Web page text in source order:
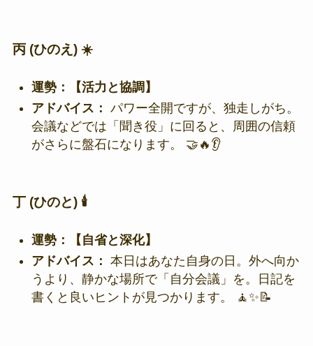
丙 (ひのえ) ☀️
運勢：【活力と協調】
アドバイス： パワー全開ですが、独走しがち。
会議などでは「聞き役」に回ると、周囲の信頼
がさらに盤石になります。 🤝🔥👂
丁 (ひのと) 🕯️
運勢：【自省と深化】
アドバイス： 本日はあなた自身の日。外へ向か
うより、静かな場所で「自分会議」を。日記を
書くと良いヒントが見つかります。 🧘✨📝